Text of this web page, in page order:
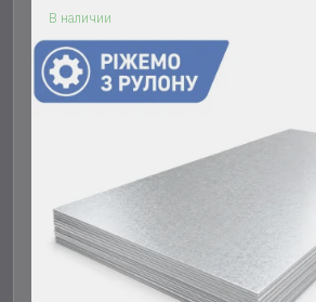
В наличии